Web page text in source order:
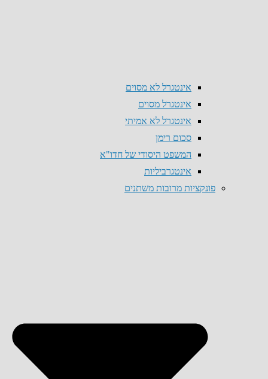
אינטגרל לא מסוים
אינטגרל מסוים
אינטגרל לא אמיתי
סכום רימן
המשפט היסודי של חדו"א
אינטגרביליות
פונקציות מרובות משתנים